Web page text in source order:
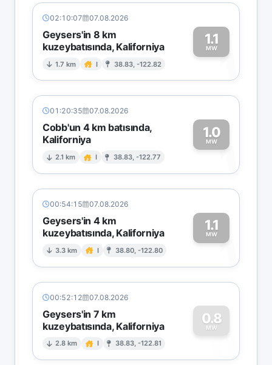
02:10:07 07.08.2026
Geysers'in 8 km
kuzeybatısında, Kaliforniya
1.7 km I 38.83, -122.82
1.1
MW1
01:20:35 07.08.2026
Cobb'un 4 km batısında,
Kaliforniya
2.1 km I 38.83, -122.77
1.0
MW1
00:54:15 07.08.2026
Geysers'in 4 km
kuzeybatısında, Kaliforniya
3.3 km I 38.80, -122.80
1.1
MW1
00:52:12 07.08.2026
Geysers'in 7 km
kuzeybatısında, Kaliforniya
2.8 km I 38.83, -122.81
0.8
MW
0